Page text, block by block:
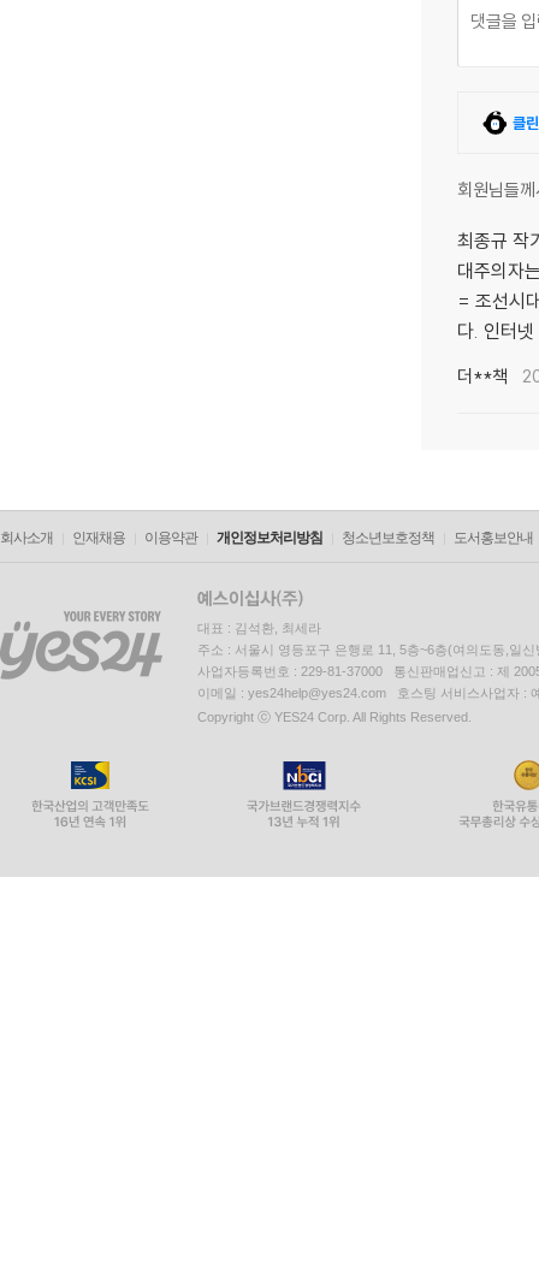
클
회원님들
최종규 작
대주의자
= 조선시
다. 인터
더**책
회사소개 인재채용 이용약관 개인정보처리방침 청소년보호정책 도서홍보안내
대표 : 김석환, 최세라
주소 : 서울시 영등포구 은행로 11, 5층~6층(여의도동,일신
사업자등록번호 : 229-81-37000 통신판매업신고 : 제
이메일 : yes24help@yes24.com 호스팅 서비스사업자 :
Copyright ⓒ YES24 Corp. All Rights Reserved.